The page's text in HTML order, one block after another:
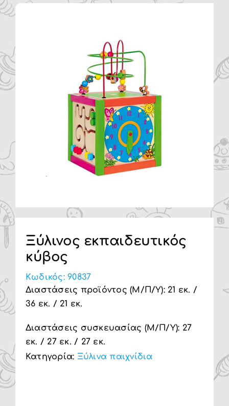
ΠΡΟΪΟΝΤΑ
ΚΑΤΗΓΟΡΙΕΣ
ΚΑΤΑΛΟΓΟΙ
ΝΕΑ
ΕΠΙΚΟΙΝΩΝΙΑ
Ξύλινος εκπαιδευτικός
κύβος
Κωδικός:90837
Διαστάσεις προϊόντος (Μ/Π/Υ): 21 εκ. /
36 εκ. / 21 εκ.
Διαστάσεις συσκευασίας (Μ/Π/Υ): 27
εκ. / 27 εκ. / 27 εκ.
Κατηγορία: Ξύλινα παιχνίδια